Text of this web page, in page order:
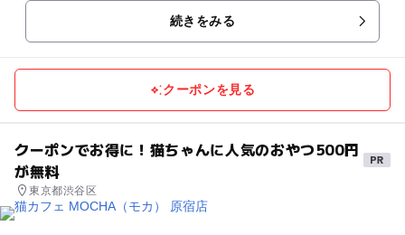
続きをみる
クーポンを見る
クーポンでお得に！猫ちゃんに人気のおやつ500円
が無料
東京都渋谷区